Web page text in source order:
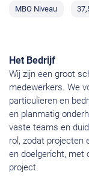
MBO Niveau
Het Bedrijf
Wij zijn een groot
medewerkers. We
particulieren en
en planmatig
vaste teams en
rol, zodat projecten
en doelgericht, met
project.